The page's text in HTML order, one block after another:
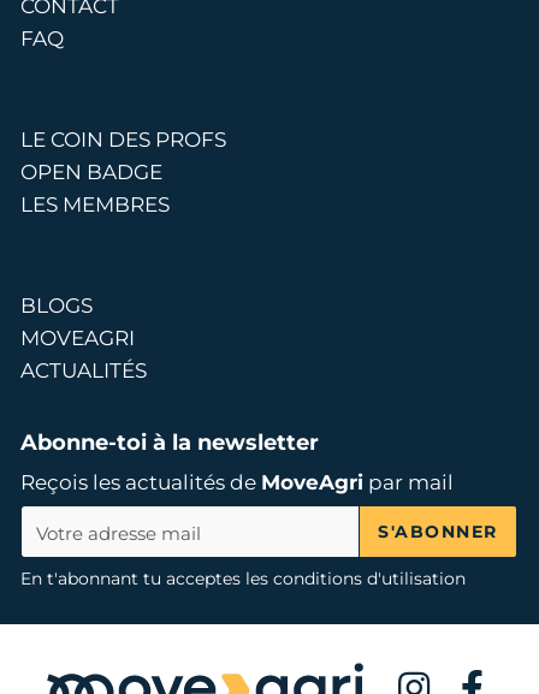
CONTACT
FAQ
LE COIN DES PROFS
OPEN BADGE
LES MEMBRES
BLOGS
MOVEAGRI
ACTUALITÉS
Abonne-toi à la newsletter
Reçois les actualités de MoveAgripar mail
S'ABONNER
En t'abonnant tu acceptes les conditions d'utilisation